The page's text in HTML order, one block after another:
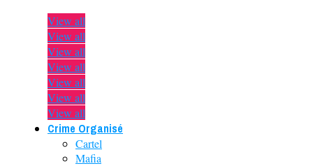
View all
View all
View all
View all
View all
View all
View all
Crime Organisé
Cartel
Mafia